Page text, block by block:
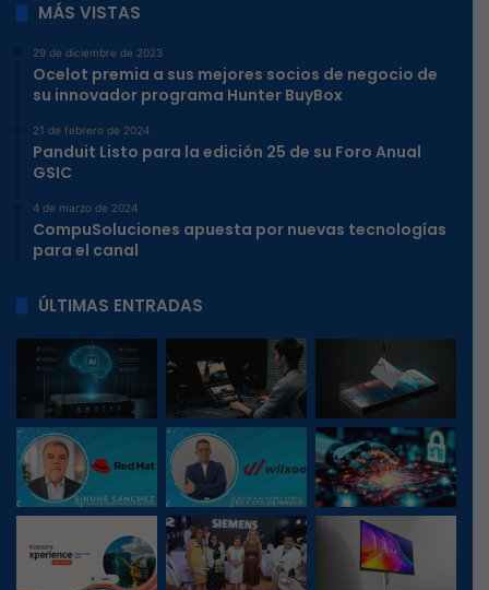
MÁS VISTAS
29 de diciembre de 2023
Ocelot premia a sus mejores socios de negocio de
su innovador programa Hunter BuyBox
21 de febrero de 2024
Panduit Listo para la edición 25 de su Foro Anual
GSIC
4 de marzo de 2024
CompuSoluciones apuesta por nuevas tecnologías
para el canal
ÚLTIMAS ENTRADAS